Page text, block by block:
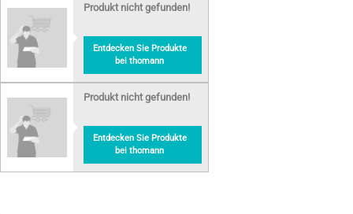
Produkt nicht gefunden!
Entdecken Sie Produkte
bei thomann
Produkt nicht gefunden!
Entdecken Sie Produkte
bei thomann